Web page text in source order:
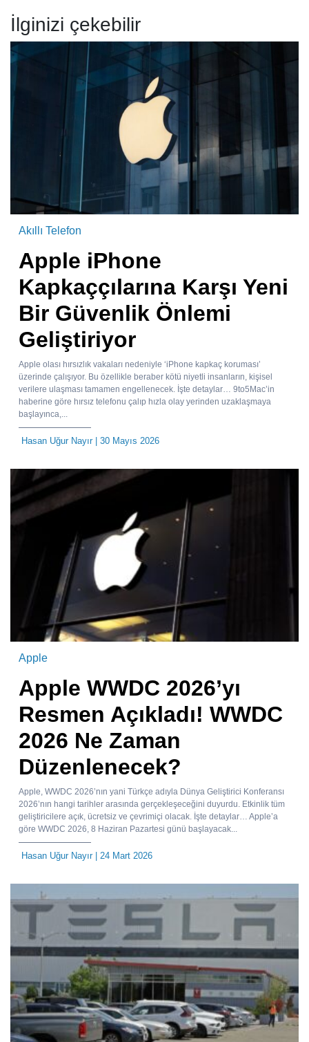
İlginizi çekebilir
Akıllı Telefon
Apple iPhone
Kapkaççılarına Karşı Yeni
Bir Güvenlik Önlemi
Geliştiriyor
Apple olası hırsızlık vakaları nedeniyle ‘iPhone kapkaç koruması’
üzerinde çalışıyor. Bu özellikle beraber kötü niyetli insanların, kişisel
verilere ulaşması tamamen engellenecek. İşte detaylar… 9to5Mac’in
haberine göre hırsız telefonu çalıp hızla olay yerinden uzaklaşmaya
başlayınca,...
Hasan Uğur Nayır| 30 Mayıs 2026
Apple
Apple WWDC 2026’yı
Resmen Açıkladı! WWDC
2026 Ne Zaman
Düzenlenecek?
Apple, WWDC 2026’nın yani Türkçe adıyla Dünya Geliştirici Konferansı
2026’nın hangi tarihler arasında gerçekleşeceğini duyurdu. Etkinlik tüm
geliştiricilere açık, ücretsiz ve çevrimiçi olacak. İşte detaylar… Apple’a
göre WWDC 2026, 8 Haziran Pazartesi günü başlayacak...
Hasan Uğur Nayır| 24 Mart 2026